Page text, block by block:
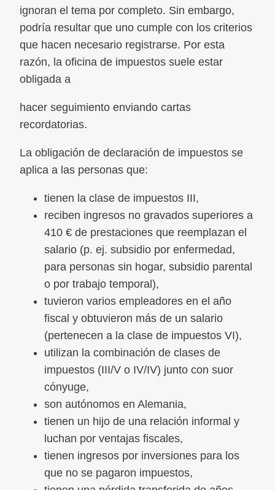
ignoran el tema por completo. Sin embargo,
podría resultar que uno cumple con los criterios
que hacen necesario registrarse. Por esta
razón, la oficina de impuestos suele estar
obligada a
hacer seguimiento enviando cartas
recordatorias.
La obligación de declaración de impuestos se
aplica a las personas que:
tienen la clase de impuestos III,
reciben ingresos no gravados superiores a
410 € de prestaciones que reemplazan el
salario (p. ej. subsidio por enfermedad,
para personas sin hogar, subsidio parental
o por trabajo temporal),
tuvieron varios empleadores en el año
fiscal y obtuvieron más de un salario
(pertenecen a la clase de impuestos VI),
utilizan la combinación de clases de
impuestos (III/V o IV/IV) junto con suor
cónyuge,
son autónomos en Alemania,
tienen un hijo de una relación informal y
luchan por ventajas fiscales,
tienen ingresos por inversiones para los
que no se pagaron impuestos,